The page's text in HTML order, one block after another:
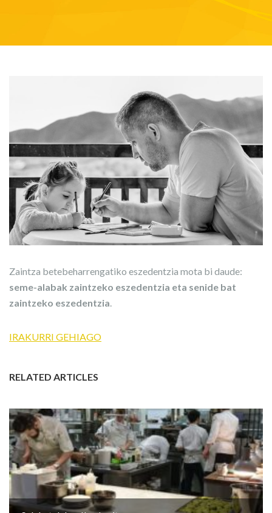
Zaintza betebeharrengatiko eszedentzia mota bi daude:
seme-alabak zaintzeko eszedentzia eta senide bat
zaintzeko eszedentzia
IRAKURRI GEHIAGO
RELATED ARTICLES